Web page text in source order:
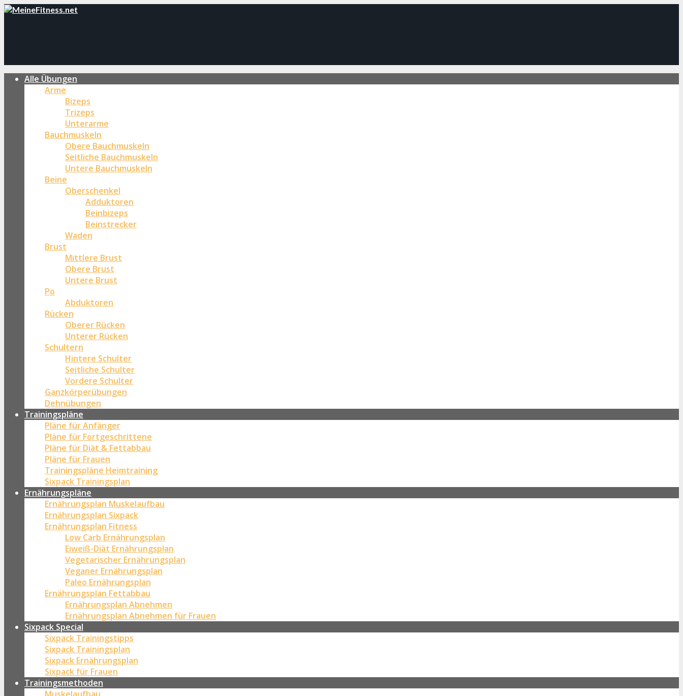
Alle Übungen
Arme
Bizeps
Trizeps
Unterarme
Bauchmuskeln
Obere Bauchmuskeln
Seitliche Bauchmuskeln
Untere Bauchmuskeln
Beine
Oberschenkel
Adduktoren
Beinbizeps
Beinstrecker
Waden
Brust
Mittlere Brust
Obere Brust
Untere Brust
Po
Abduktoren
Rücken
Oberer Rücken
Unterer Rücken
Schultern
Hintere Schulter
Seitliche Schulter
Vordere Schulter
Ganzkörperübungen
Dehnübungen
Trainingspläne
Pläne für Anfänger
Pläne für Fortgeschrittene
Pläne für Diät & Fettabbau
Pläne für Frauen
Trainingspläne Heimtraining
Sixpack Trainingsplan
Ernährungspläne
Ernährungsplan Muskelaufbau
Ernährungsplan Sixpack
Ernährungsplan Fitness
Low Carb Ernährungsplan
Eiweiß-Diät Ernährungsplan
Vegetarischer Ernährungsplan
Veganer Ernährungsplan
Paleo Ernährungsplan
Ernährungsplan Fettabbau
Ernährungsplan Abnehmen
Ernährungsplan Abnehmen für Frauen
Sixpack Special
Sixpack Trainingstipps
Sixpack Trainingsplan
Sixpack Ernährungsplan
Sixpack für Frauen
Trainingsmethoden